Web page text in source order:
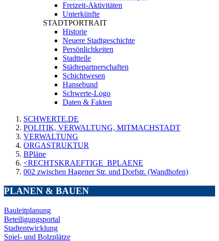
Freizeit-Aktivitäten
Unterkünfte
STADTPORTRAIT
Historie
Neuere Stadtgeschichte
Persönlichkeiten
Stadtteile
Städtepartnerschaften
Schichtwesen
Hansebund
Schwerte-Logo
Daten & Fakten
SCHWERTE.DE
POLITIK, VERWALTUNG, MITMACHSTADT
VERWALTUNG
ORGASTRUKTUR
BPläne
<RECHTSKRAEFTIGE_BPLAENE
002 zwischen Hagener Str. und Dorfstr. (Wandhofen)
PLANEN & BAUEN
Bauleitplanung
Beteiligungsportal
Stadtentwicklung
Spiel- und Bolzplätze